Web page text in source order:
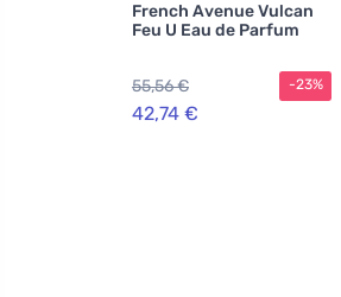
French Avenue Vulcan
Feu U Eau de Parfum
55,56 €
42,74 €
-23%